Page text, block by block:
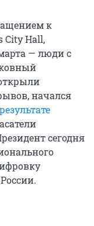
к
City Hall,
— люди с
начался
сегодня